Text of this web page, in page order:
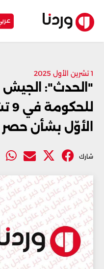
عربي
1 تشرين الأول 2025
"الحدث": الجيش
الأوّل بشأن حصر
شارك